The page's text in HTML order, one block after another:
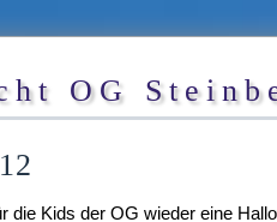
OG
die Kids der OG wieder eine